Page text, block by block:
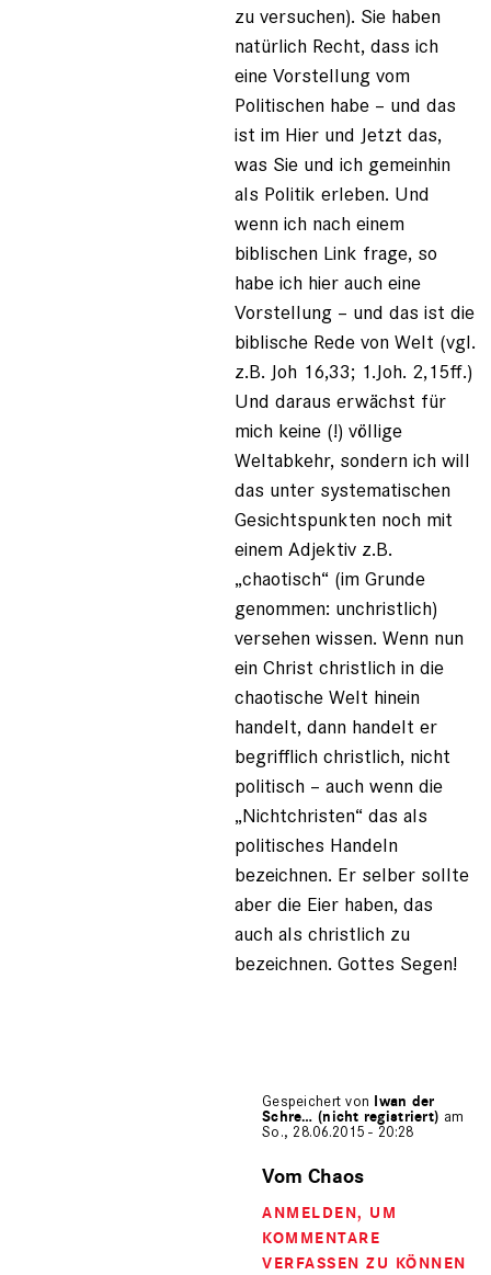
zu versuchen). Sie haben
natürlich Recht, dass ich
eine Vorstellung vom
Politischen habe – und das
ist im Hier und Jetzt das,
was Sie und ich gemeinhin
als Politik erleben. Und
wenn ich nach einem
biblischen Link frage, so
habe ich hier auch eine
Vorstellung – und das ist die
biblische Rede von Welt (vgl.
z.B. Joh 16,33; 1.Joh. 2,15ff.)
Und daraus erwächst für
mich keine (!) völlige
Weltabkehr, sondern ich will
das unter systematischen
Gesichtspunkten noch mit
einem Adjektiv z.B.
„chaotisch“ (im Grunde
genommen: unchristlich)
versehen wissen. Wenn nun
ein Christ christlich in die
chaotische Welt hinein
handelt, dann handelt er
begrifflich christlich, nicht
politisch – auch wenn die
„Nichtchristen“ das als
politisches Handeln
bezeichnen. Er selber sollte
aber die Eier haben, das
auch als christlich zu
bezeichnen. Gottes Segen!
Gespeichert von Iwan der
Schre… (nicht registriert) am
So., 28.06.2015 - 20:28
auf
Maier1517
(nicht
registriert)
Vom Chaos
ANMELDEN, UM
KOMMENTARE
VERFASSEN ZU KÖNNEN